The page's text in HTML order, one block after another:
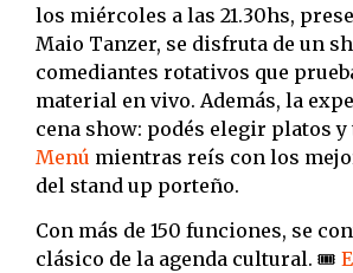
los miércoles a las 21.30hs,
Maio Tanzer, se disfruta de un
comediantes rotativos que
material en vivo. Además, la
cena show: podés elegir platos y
Menú mientras reís con los
del stand up porteño.
Con más de 150 funciones, se
clásico de la agenda cultural. 🎟